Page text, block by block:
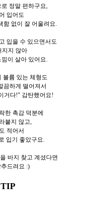
정말 편하구요,
입어도
함 없이 잘 어울려요.
입을 수 있으면서도
지지 않아
이 살아 있어요.
볼륨 있는 체형도
끔하게 떨어져서
거다!" 감탄했어요!
한 촉감 덕분에
붙지 않고,
적어서
입기 좋았구요.
바지 찾고 계셨다면
드려요 :)
TIP